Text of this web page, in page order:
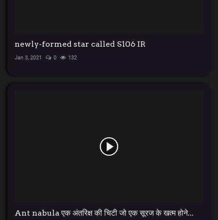
newly-formed star called S106 IR
Jan 3, 2021 0 132
Ant nabula एक अंतरिक्ष की चिटी जो एक सूरज के खत्म होने...